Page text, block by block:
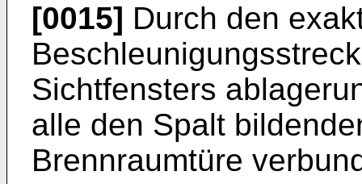
[0015] Durch den
Sichtfensters
alle den Spalt
Brennraumtüre